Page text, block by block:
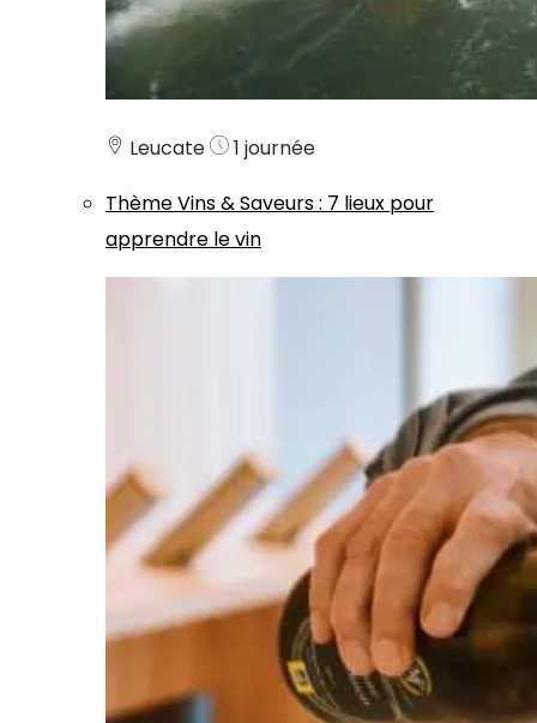
Leucate
1 journée
ThèmeVins & Saveurs: 7 lieux pour
apprendre le vin